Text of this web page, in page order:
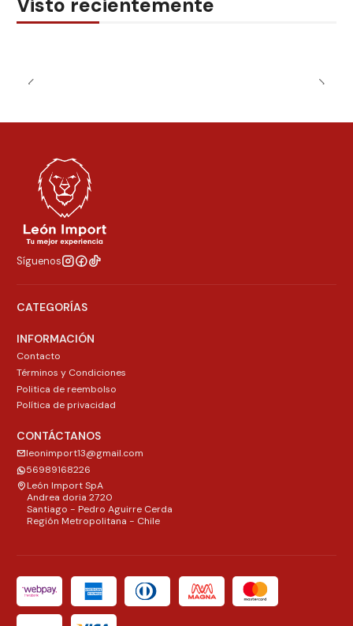
Visto recientemente
Síguenos
CATEGORÍAS
INFORMACIÓN
Contacto
Términos y Condiciones
Politica de reembolso
Política de privacidad
CONTÁCTANOS
leonimport13@gmail.com
56989168226
León Import SpA
Andrea doria 2720
Santiago - Pedro Aguirre Cerda
Región Metropolitana - Chile